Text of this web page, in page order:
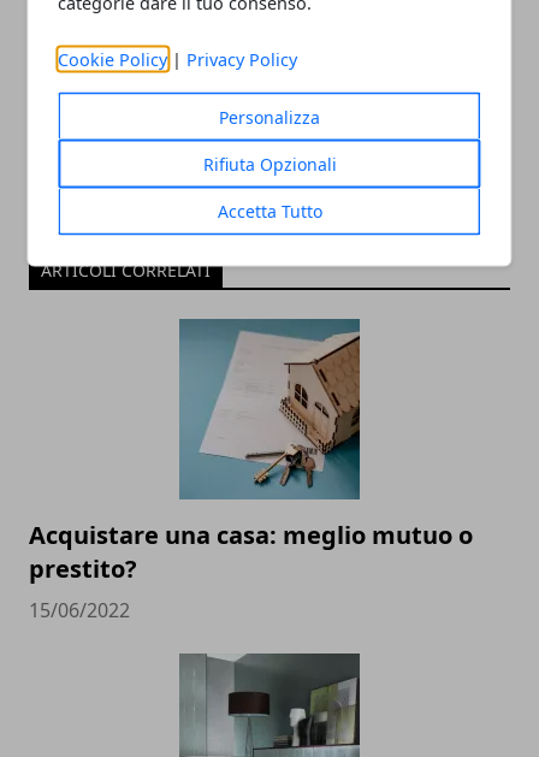
Cookie Policy | Privacy Policy
Personalizza
Rifiuta Opzionali
Accetta Tutto
ARTICOLI CORRELATI
Acquistare una casa: meglio mutuo o
prestito?
15/06/2022